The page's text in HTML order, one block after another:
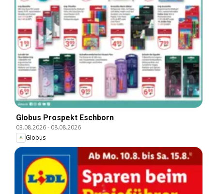
Globus Prospekt Eschborn
03.08.2026- 08.08.2026
Globus